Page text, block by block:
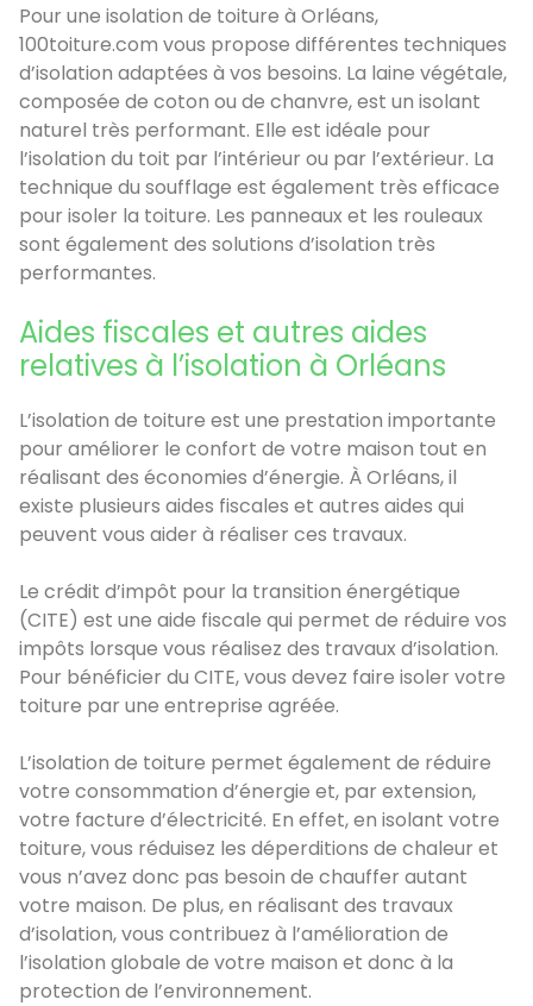
Pour une isolation de toiture à Orléans,
100toiture.com vous propose différentes techniques
d’isolation adaptées à vos besoins. La laine végétale,
composée de coton ou de chanvre, est un isolant
naturel très performant. Elle est idéale pour
l’isolation du toit par l’intérieur ou par l’extérieur. La
technique du soufflage est également très efficace
pour isoler la toiture. Les panneaux et les rouleaux
sont également des solutions d’isolation très
performantes.
Aides fiscales et autres aides
relatives à l’isolation à Orléans
L’isolation de toiture est une prestation importante
pour améliorer le confort de votre maison tout en
réalisant des économies d’énergie. À Orléans, il
existe plusieurs aides fiscales et autres aides qui
peuvent vous aider à réaliser ces travaux.
Le crédit d’impôt pour la transition énergétique
(CITE) est une aide fiscale qui permet de réduire vos
impôts lorsque vous réalisez des travaux d’isolation.
Pour bénéficier du CITE, vous devez faire isoler votre
toiture par une entreprise agréée.
L’isolation de toiture permet également de réduire
votre consommation d’énergie et, par extension,
votre facture d’électricité. En effet, en isolant votre
toiture, vous réduisez les déperditions de chaleur et
vous n’avez donc pas besoin de chauffer autant
votre maison. De plus, en réalisant des travaux
d’isolation, vous contribuez à l’amélioration de
l’isolation globale de votre maison et donc à la
protection de l’environnement.